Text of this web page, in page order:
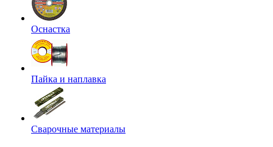
Оснастка
Пайка и наплавка
Сварочные материалы